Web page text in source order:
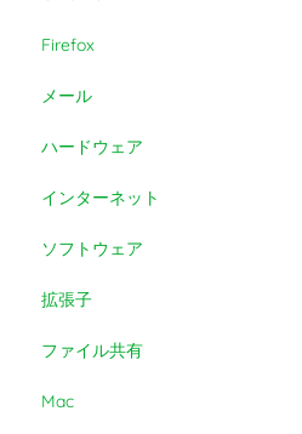
Firefox
メール
ハードウェア
インターネット
ソフトウェア
拡張子
ファイル共有
Mac